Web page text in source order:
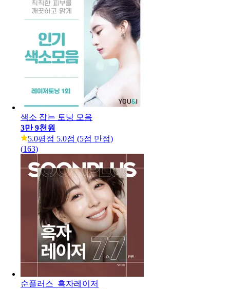
색소 잡는 토닝 모음
3만 9천원
5.0평점 5.0점 (5점 만점)
(163)
순플러스_흑자레이저